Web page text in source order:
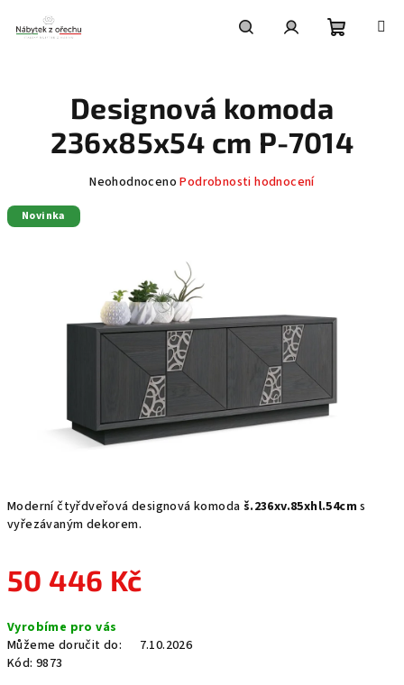
obsah
Moderní čtyřdveřová designová komoda š.236xv.85xhl.54cm s
vyřezávaným dekorem.
50 446 Kč
cena:
Vyrobíme pro vás
Můžeme doručit do:
7.10.2026
Kód: 9873
Designová komoda
236x85x54 cm P-7014
Průměrné
hvězdiček.
Neohodnoceno Podrobnosti hodnocení
Novinka